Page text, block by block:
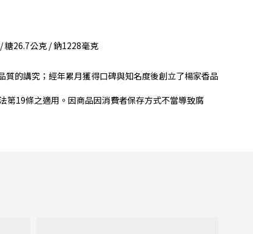
糖26.7公克 / 鈉1228毫克
質的講究；經年累月獲得口碑與知名度後創立了楊家香品
第19條之適用。因商品因消費者保存方式不當導致腐